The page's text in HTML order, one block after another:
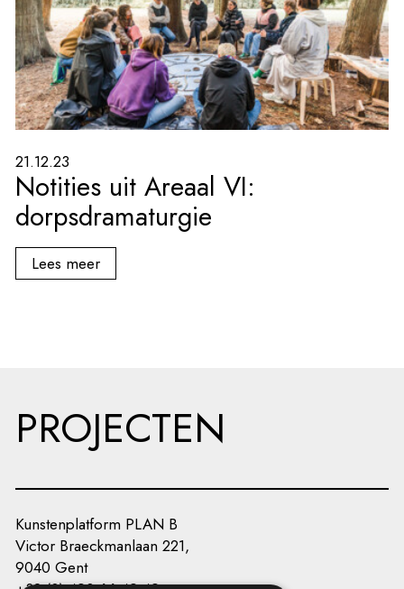
21.12.23
Notities uit Areaal VI:
dorpsdramaturgie
Lees meer
PROJECTEN
Kunstenplatform PLAN B
Victor Braeckmanlaan 221,
9040 Gent